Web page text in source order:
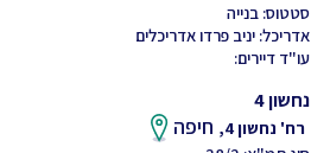
סטטוס: בנייה
אדריכל: יניב פרדו אדריכלים
עו"ד דיירים:
נחשון 4
רח' נחשון 4, חיפה